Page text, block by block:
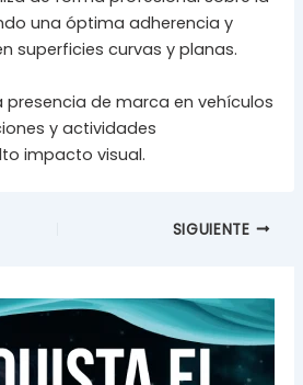
una óptima adherencia y
superficies curvas y planas.
presencia de marca en vehículos
y actividades
impacto visual.
SIGUIENTE